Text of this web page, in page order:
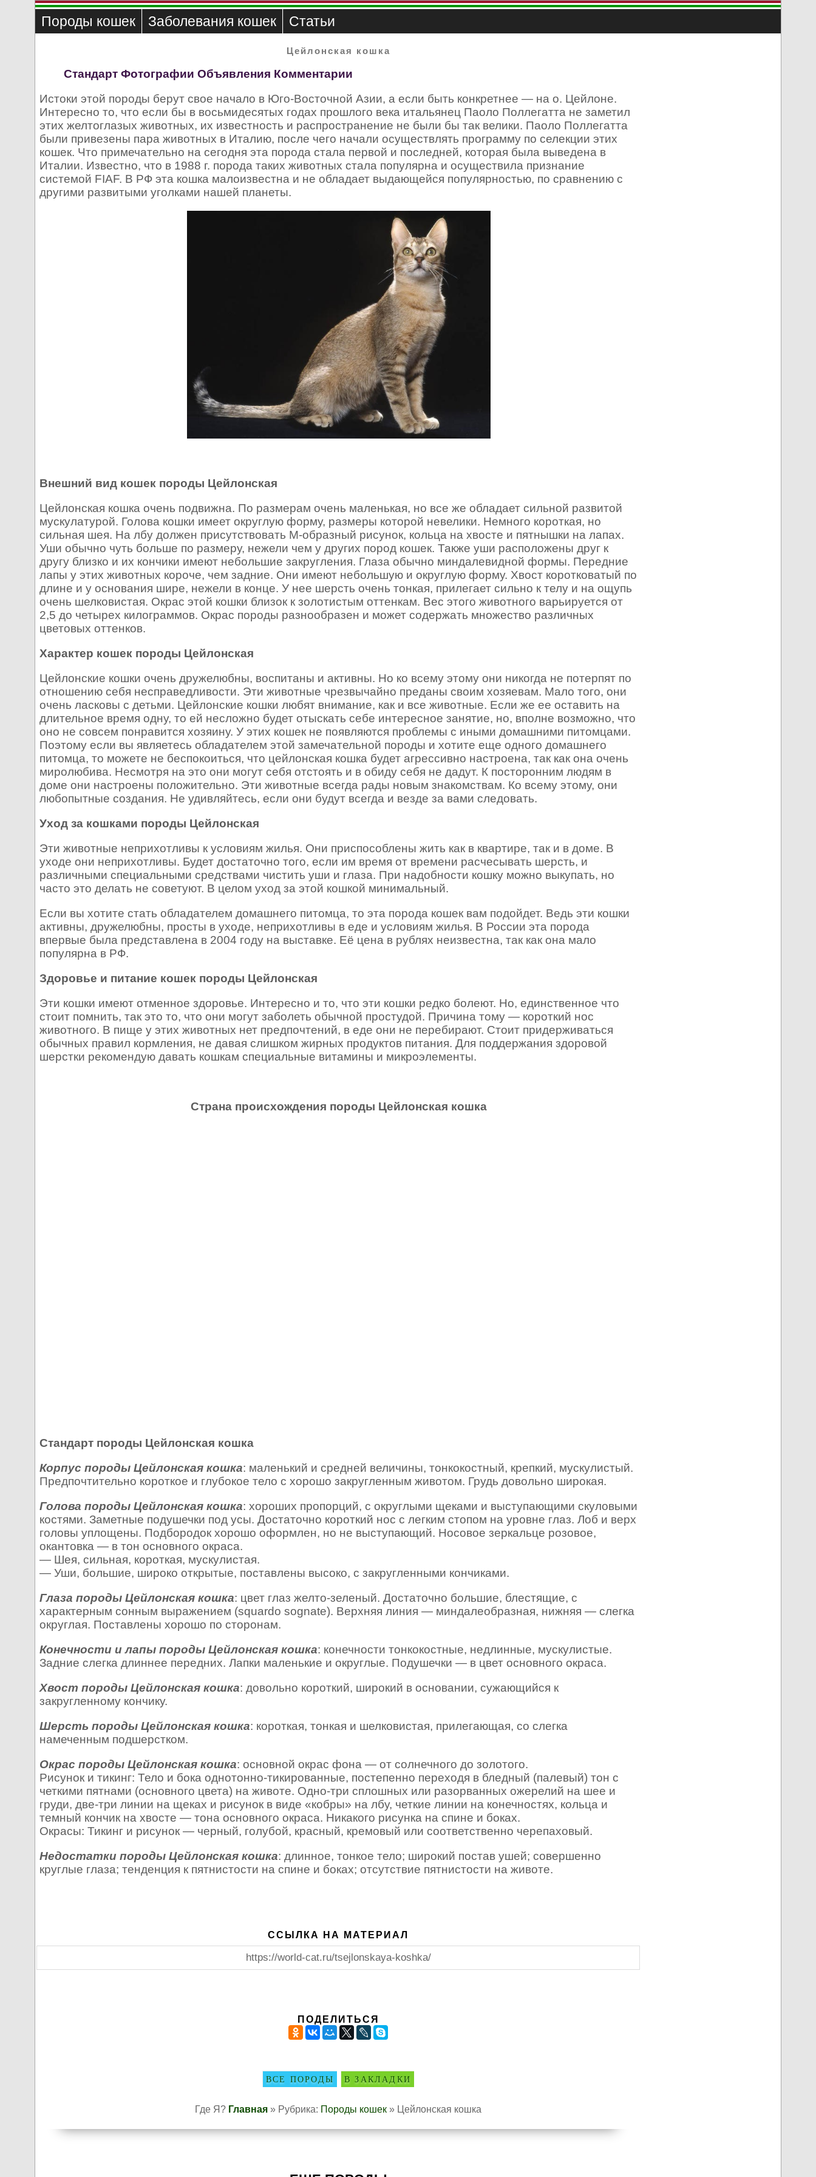
Породы кошек Заболевания кошек Статьи
Цейлонская кошка
Стандарт Фотографии Объявления Комментарии
Истоки этой породы берут свое начало в Юго-Восточной Азии, а если быть конкретнее — на о. Цейлоне.
Интересно то, что если бы в восьмидесятых годах прошлого века итальянец Паоло Поллегатта не заметил
этих желтоглазых животных, их известность и распространение не были бы так велики. Паоло Поллегатта
были привезены пара животных в Италию, после чего начали осуществлять программу по селекции этих
кошек. Что примечательно на сегодня эта порода стала первой и последней, которая была выведена в
Италии. Известно, что в 1988 г. порода таких животных стала популярна и осуществила признание
системой FIAF. В РФ эта кошка малоизвестна и не обладает выдающейся популярностью, по сравнению с
другими развитыми уголками нашей планеты.
Внешний вид кошек породы Цейлонская
Цейлонская кошка очень подвижна. По размерам очень маленькая, но все же обладает сильной развитой
мускулатурой. Голова кошки имеет округлую форму, размеры которой невелики. Немного короткая, но
сильная шея. На лбу должен присутствовать М-образный рисунок, кольца на хвосте и пятнышки на лапах.
Уши обычно чуть больше по размеру, нежели чем у других пород кошек. Также уши расположены друг к
другу близко и их кончики имеют небольшие закругления. Глаза обычно миндалевидной формы. Передние
лапы у этих животных короче, чем задние. Они имеют небольшую и округлую форму. Хвост коротковатый по
длине и у основания шире, нежели в конце. У нее шерсть очень тонкая, прилегает сильно к телу и на ощупь
очень шелковистая. Окрас этой кошки близок к золотистым оттенкам. Вес этого животного варьируется от
2,5 до четырех килограммов. Окрас породы разнообразен и может содержать множество различных
цветовых оттенков.
Характер кошек породы Цейлонская
Цейлонские кошки очень дружелюбны, воспитаны и активны. Но ко всему этому они никогда не потерпят по
отношению себя несправедливости. Эти животные чрезвычайно преданы своим хозяевам. Мало того, они
очень ласковы с детьми. Цейлонские кошки любят внимание, как и все животные. Если же ее оставить на
длительное время одну, то ей несложно будет отыскать себе интересное занятие, но, вполне возможно, что
оно не совсем понравится хозяину. У этих кошек не появляются проблемы с иными домашними питомцами.
Поэтому если вы являетесь обладателем этой замечательной породы и хотите еще одного домашнего
питомца, то можете не беспокоиться, что цейлонская кошка будет агрессивно настроена, так как она очень
миролюбива. Несмотря на это они могут себя отстоять и в обиду себя не дадут. К посторонним людям в
доме они настроены положительно. Эти животные всегда рады новым знакомствам. Ко всему этому, они
любопытные создания. Не удивляйтесь, если они будут всегда и везде за вами следовать.
Уход за кошками породы Цейлонская
Эти животные неприхотливы к условиям жилья. Они приспособлены жить как в квартире, так и в доме. В
уходе они неприхотливы. Будет достаточно того, если им время от времени расчесывать шерсть, и
различными специальными средствами чистить уши и глаза. При надобности кошку можно выкупать, но
часто это делать не советуют. В целом уход за этой кошкой минимальный.
Если вы хотите стать обладателем домашнего питомца, то эта порода кошек вам подойдет. Ведь эти кошки
активны, дружелюбны, просты в уходе, неприхотливы в еде и условиям жилья. В России эта порода
впервые была представлена в 2004 году на выставке. Её цена в рублях неизвестна, так как она мало
популярна в РФ.
Здоровье и питание кошек породы Цейлонская
Эти кошки имеют отменное здоровье. Интересно и то, что эти кошки редко болеют. Но, единственное что
стоит помнить, так это то, что они могут заболеть обычной простудой. Причина тому — короткий нос
животного. В пище у этих животных нет предпочтений, в еде они не перебирают. Стоит придерживаться
обычных правил кормления, не давая слишком жирных продуктов питания. Для поддержания здоровой
шерстки рекомендую давать кошкам специальные витамины и микроэлементы.
Страна происхождения породы Цейлонская кошка
Стандарт породы Цейлонская кошка
Корпус породы Цейлонская кошка: маленький и средней величины, тонкокостный, крепкий, мускулистый.
Предпочтительно короткое и глубокое тело с хорошо закругленным животом. Грудь довольно широкая.
Голова породы Цейлонская кошка: хороших пропорций, с округлыми щеками и выступающими скуловыми
костями. Заметные подушечки под усы. Достаточно короткий нос с легким стопом на уровне глаз. Лоб и верх
головы уплощены. Подбородок хорошо оформлен, но не выступающий. Носовое зеркальце розовое,
окантовка — в тон основного окраса.
— Шея, сильная, короткая, мускулистая.
— Уши, большие, широко открытые, поставлены высоко, с закругленными кончиками.
Глаза породы Цейлонская кошка: цвет глаз желто-зеленый. Достаточно большие, блестящие, с
характерным сонным выражением (squardo sognate). Верхняя линия — миндалеобразная, нижняя — слегка
округлая. Поставлены хорошо по сторонам.
Конечности и лапы породы Цейлонская кошка: конечности тонкокостные, недлинные, мускулистые.
Задние слегка длиннее передних. Лапки маленькие и округлые. Подушечки — в цвет основного окраса.
Хвост породы Цейлонская кошка: довольно короткий, широкий в основании, сужающийся к
закругленному кончику.
Шерсть породы Цейлонская кошка: короткая, тонкая и шелковистая, прилегающая, со слегка
намеченным подшерстком.
Окрас породы Цейлонская кошка: основной окрас фона — от солнечного до золотого.
Рисунок и тикинг: Тело и бока однотонно-тикированные, постепенно переходя в бледный (палевый) тон с
четкими пятнами (основного цвета) на животе. Одно-три сплошных или разорванных ожерелий на шее и
груди, две-три линии на щеках и рисунок в виде «кобры» на лбу, четкие линии на конечностях, кольца и
темный кончик на хвосте — тона основного окраса. Никакого рисунка на спине и боках.
Окрасы: Тикинг и рисунок — черный, голубой, красный, кремовый или соответственно черепаховый.
Недостатки породы Цейлонская кошка: длинное, тонкое тело; широкий постав ушей; совершенно
круглые глаза; тенденция к пятнистости на спине и боках; отсутствие пятнистости на животе.
ССЫЛКА НА МАТЕРИАЛ
https://world-cat.ru/tsejlonskaya-koshka/
ПОДЕЛИТЬСЯ
ВСЕ ПОРОДЫ В ЗАКЛАДКИ
Где Я? Главная » Рубрика: Породы кошек » Цейлонская кошка